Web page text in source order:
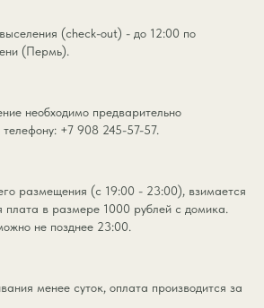
(check-out) - до 12:00 по
(Пермь).
необходимо предварительно
телефону: +7 908 245-57-57.
размещения (с 19:00 - 23:00), взимается
плата в размере 1000 рублей с домика.
не позднее 23:00.
менее суток, оплата производится за